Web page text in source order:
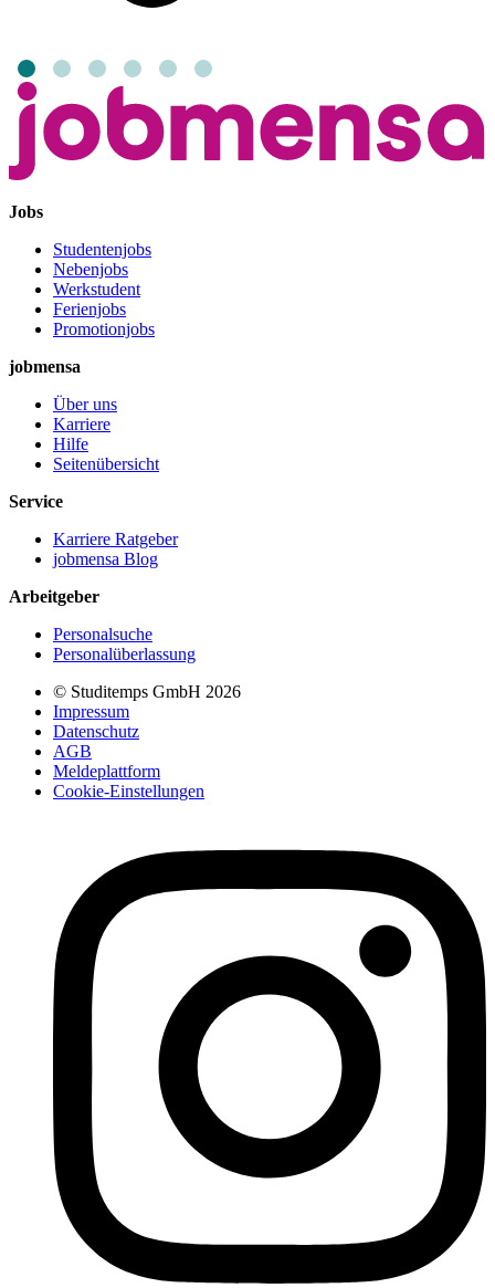
Jobs
Studentenjobs
Nebenjobs
Werkstudent
Ferienjobs
Promotionjobs
jobmensa
Über uns
Karriere
Hilfe
Seitenübersicht
Service
Karriere Ratgeber
jobmensa Blog
Arbeitgeber
Personalsuche
Personalüberlassung
© Studitemps GmbH 2026
Impressum
Datenschutz
AGB
Meldeplattform
Cookie-Einstellungen